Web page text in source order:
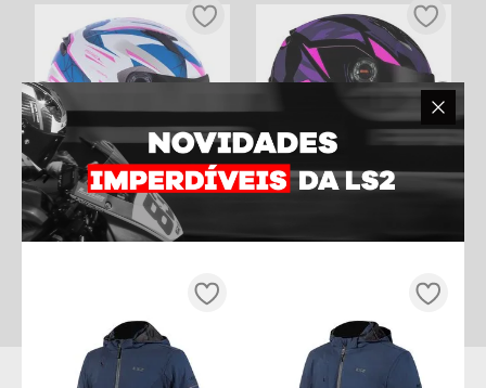
CAPACETE LS2 CLASSIC DRAZE
BRANCO
ROXO